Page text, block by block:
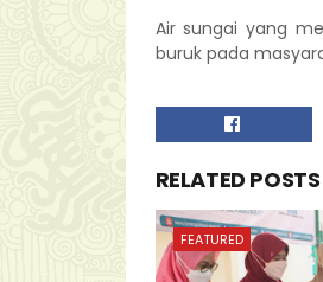
Air sungai yang
buruk pada
RELATED POSTS
FEATURED